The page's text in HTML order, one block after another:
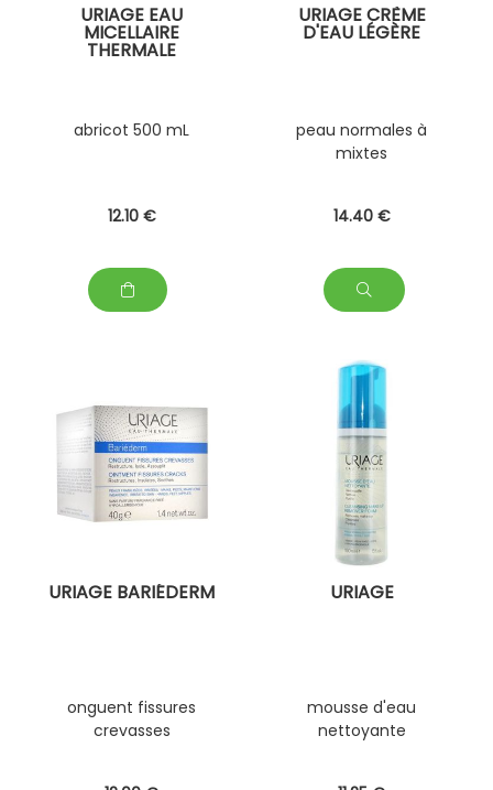
URIAGE EAU
MICELLAIRE
THERMALE
abricot 500 mL
12.10 €
URIAGE CRÈME
D'EAU LÉGÈRE
peau normales à
mixtes
14.40 €
URIAGE BARIÉDERM
onguent fissures
crevasses
URIAGE
mousse d'eau
nettoyante